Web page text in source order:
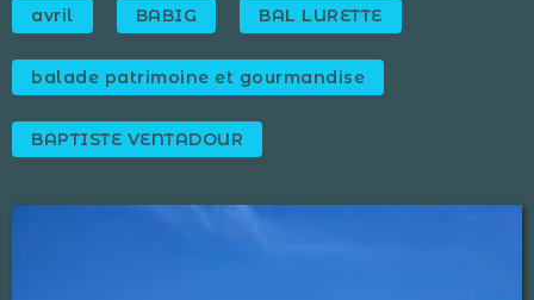
avril BABIG BAL LURETTE
balade patrimoine et gourmandise
BAPTISTE VENTADOUR